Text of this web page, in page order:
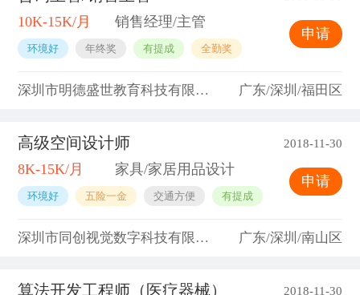
10K-15K/月 销售经理/主管
环境好 年终奖 有提成 全勤奖
申请
深圳市明德盛世教育科技有限公司 广东/深圳/福田区
高级空间设计师 2018-11-30
8K-15K/月 家具/家居用品设计
环境好 五险一金 交通方便 有提成
申请
深圳市同创视觉数字科技有限公司 广东/深圳/南山区
算法开发工程师（医疗器械） 2018-11-30